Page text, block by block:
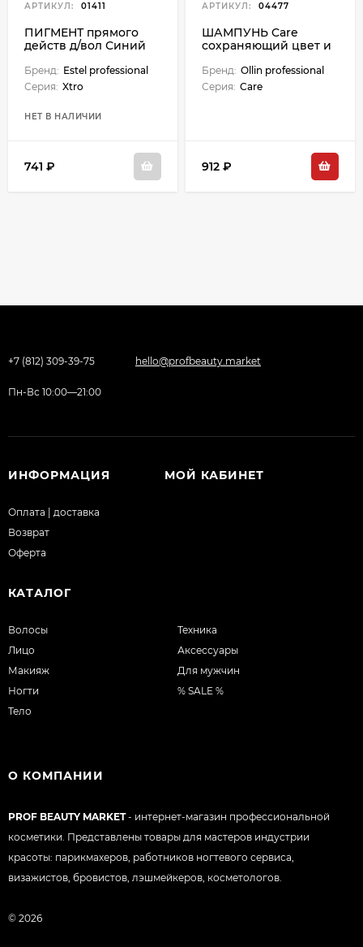
АРТИКУЛ: 01411
ПИГМЕНТ прямого
действ д/вол Синий
Бренд: Estel professional
Серия: Xtro
НЕТ В НАЛИЧИИ
741 ₽
АРТИКУЛ: 04477
ШАМПУНЬ Care
сохраняющий цвет и
волос Color&Shine
Save Shampoo - 1000
мл
Бренд: Ollin professional
Серия: Care
912 ₽
+7 (812) 309-39-75 hello@profbeauty.market
Пн-Вс 10:00—21:00
ИНФОРМАЦИЯ
Оплата | доставка
Возврат
Оферта
МОЙ КАБИНЕТ
КАТАЛОГ
Волосы
Лицо
Макияж
Ногти
Тело
Техника
Аксессуары
Для мужчин
% SALE %
О КОМПАНИИ
PROF BEAUTY MARKET- интернет-магазин профессиональной
косметики. Представлены товары для мастеров индустрии
красоты: парикмахеров, работников ногтевого сервиса,
визажистов, бровистов, лэшмейкеров, косметологов.
© 2026